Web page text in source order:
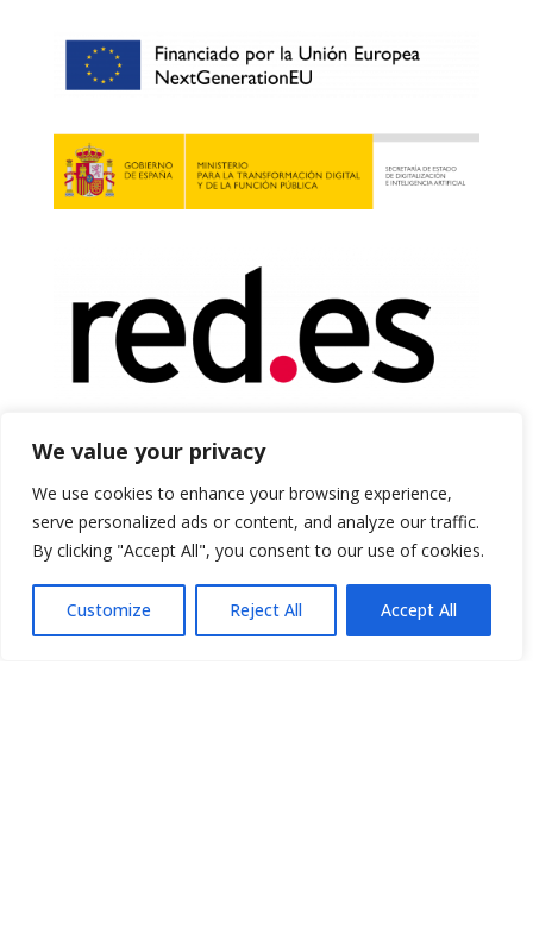
We value your privacy
We use cookies to enhance your browsing experience,
serve personalized ads or content, and analyze our traffic.
By clicking "Accept All", you consent to our use of cookies.
Customize Reject All Accept All